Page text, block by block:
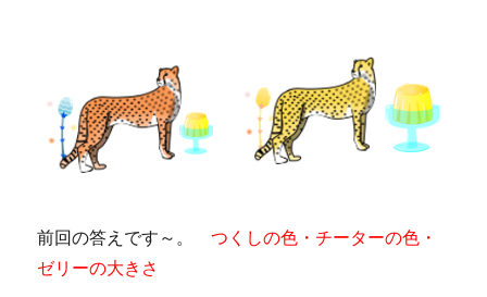
前回の答えです～。つくしの色・チーターの色・
ゼリーの大きさ